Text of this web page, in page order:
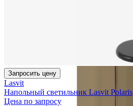
Запросить цену
Lasvit
Напольный светильник Lasvit Polaris
Цена по запросу